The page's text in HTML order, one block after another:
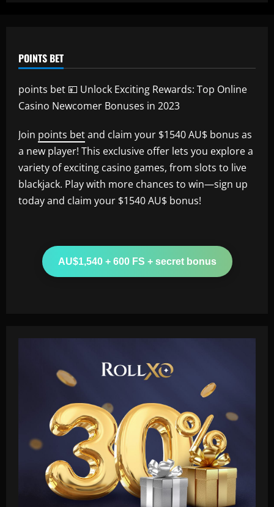
POINTS BET
points bet 💴 Unlock Exciting Rewards: Top Online
Casino Newcomer Bonuses in 2023
Join points betand claim your $1540 AU$ bonus as
a new player! This exclusive offer lets you explore a
variety of exciting casino games, from slots to live
blackjack. Play with more chances to win—sign up
today and claim your $1540 AU$ bonus!
AU$1,540 + 600 FS + secret bonus